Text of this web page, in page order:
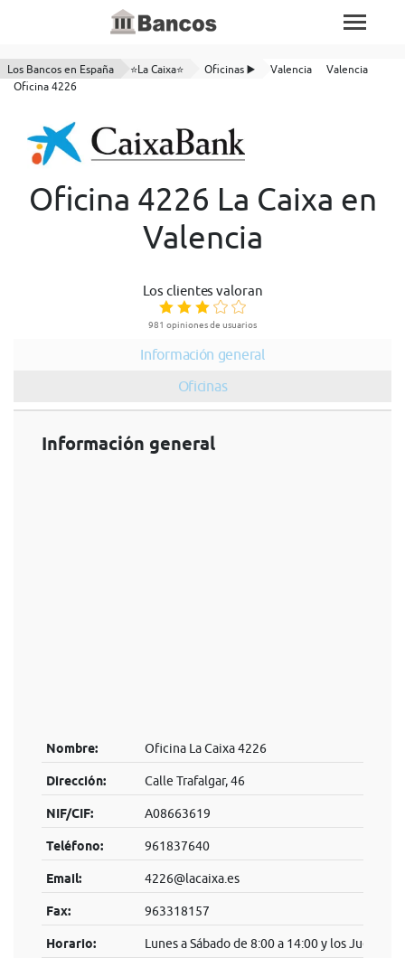
Los Bancos en España ⭐La Caixa⭐ Oficinas ▶️ Valencia
Valencia
Oficina 4226
Oficina 4226 La Caixa en
Valencia
Los clientes valoran
981 opiniones de usuarios
Información general
Oficinas
Información general
Nombre: Oficina La Caixa 4226
Dirección: Calle Trafalgar, 46
NIF/CIF: A08663619
Teléfono: 961837640
Email: 4226@lacaixa.es
Fax: 963318157
Horario: Lunes a Sábado de 8:00 a 14:00 y los Jueves